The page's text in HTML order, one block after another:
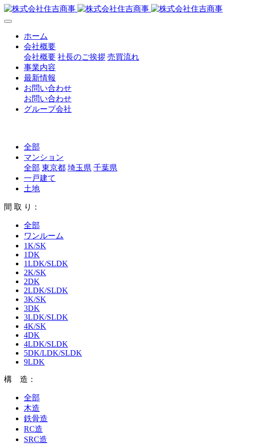
ホーム
会社概要
会社概要 社長のご挨拶 売買流れ
事業内容
最新情報
お問い合わせ
お問い合わせ
グループ会社
全部
マンション
全部 東京都 埼玉県 千葉県
一戸建て
土地
間 取 り：
全部
ワンルーム
1K/SK
1DK
1LDK/SLDK
2K/SK
2DK
2LDK/SLDK
3K/SK
3DK
3LDK/SLDK
4K/SK
4DK
4LDK/SLDK
5DK/LDK/SLDK
9LDK
構 造：
全部
木造
鉄骨造
RC造
SRC造